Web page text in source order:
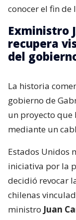
conocer el fin de
Exministro
recupera
del
La historia
gobierno de
un proyecto que
mediante un
Estados Unidos
iniciativa por la
decidió revocar
chilenas
ministro Juan